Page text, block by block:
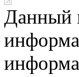
Данный